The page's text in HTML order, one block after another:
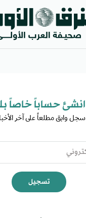
انشئ حساباً خاصاً
سجل وابق مطلعاً على آخر
تسجيل